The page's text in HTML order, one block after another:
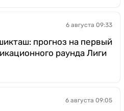
6 августа 09:33
прогноз на первый
раунда Лиги
6 августа 09:05